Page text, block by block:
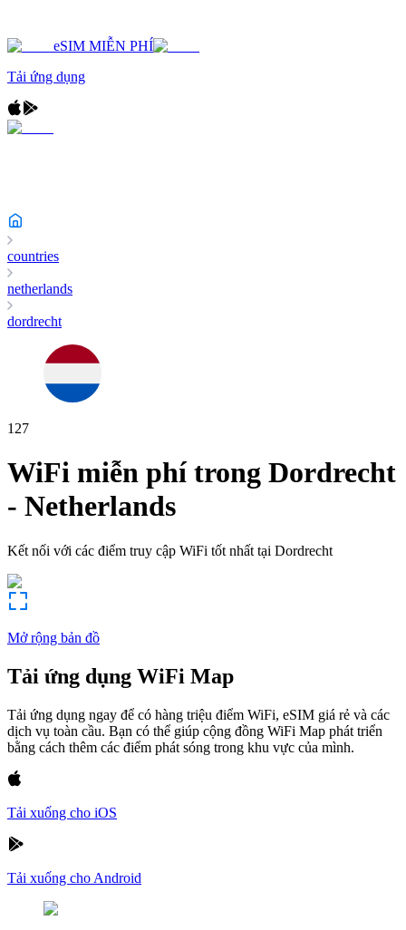
eSIM MIỄN PHÍ
Tải ứng dụng
countries
netherlands
dordrecht
127
WiFi miễn phí trong Dordrecht
- Netherlands
Kết nối với các điểm truy cập WiFi tốt nhất tại Dordrecht
Mở rộng bản đồ
Tải ứng dụng WiFi Map
Tải ứng dụng ngay để có hàng triệu điểm WiFi, eSIM giá rẻ và các
dịch vụ toàn cầu. Bạn có thể giúp cộng đồng WiFi Map phát triển
bằng cách thêm các điểm phát sóng trong khu vực của mình.
Tải xuống cho iOS
Tải xuống cho Android